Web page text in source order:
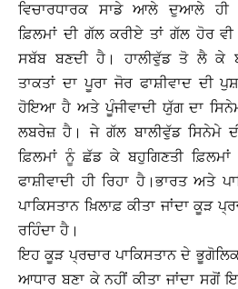
ਵਿਚਾਰਧਾਰਕ ਸਾਡੇ ਆਲੇ ਦੁਆਲੇ ਹੀ
ਫ਼ਿਲਮਾਂ ਦੀ ਗੱਲ ਕਰੀਏ ਤਾਂ ਗੱਲ ਹੋਰ
ਸਬੱਬ ਬਣਦੀ ਹੈ। ਹਾਲੀਵੁੱਡ ਤੋ ਲੈ ਕੇ
ਤਾਕਤਾਂ ਦਾ ਪੂਰਾ ਜੋਰ ਫਾਸ਼ੀਵਾਦ ਦੀ
ਹੋਇਆ ਹੈ ਅਤੇ ਪੂੰਜੀਵਾਦੀ ਯੁੱਗ ਦਾ ਸਿਨੇਮਾ
ਲਬਰੇਜ਼ ਹੈ। ਜੇ ਗੱਲ ਬਾਲੀਵੁੱਡ ਸਿਨੇਮੇ
ਫ਼ਿਲਮਾਂ ਨੂੰ ਛੱਡ ਕੇ ਬਹੁਗਿਣਤੀ ਫ਼ਿਲਮਾਂ
ਫਾਸ਼ੀਵਾਦੀ ਹੀ ਰਿਹਾ ਹੈ।ਭਾਰਤ ਅਤੇ
ਪਾਕਿਸਤਾਨ ਖ਼ਿਲਾਫ਼ ਕੀਤਾ ਜਾਂਦਾ ਕੂੜ
ਰਹਿੰਦਾ ਹੈ।
ਇਹ ਕੂੜ ਪ੍ਰਚਾਰ ਪਾਕਿਸਤਾਨ ਦੇ
ਆਧਾਰ ਬਣਾ ਕੇ ਨਹੀਂ ਕੀਤਾ ਜਾਂਦਾ ਸਗੋਂ